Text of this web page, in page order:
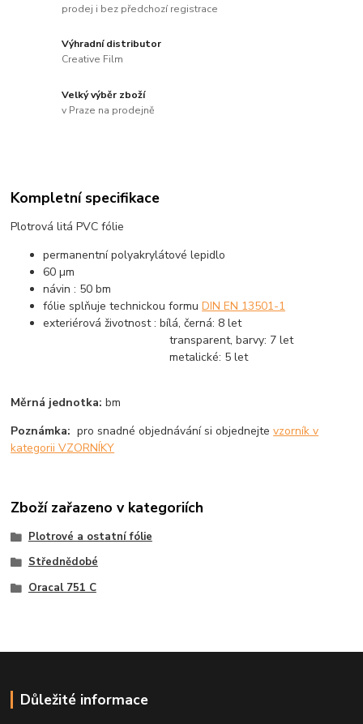
prodej i bez předchozí registrace
Výhradní distributor
Creative Film
Velký výběr zboží
v Praze na prodejně
Kompletní specifikace
Plotrová litá PVC fólie
permanentní polyakrylátové lepidlo
60 µm
návin : 50 bm
fólie splňuje technickou formuDIN EN 13501-1
exteriérová životnost : bílá, černá: 8 let
transparent, barvy: 7 let
metalické: 5 let
Měrná jednotka: bm
Poznámka: pro snadné objednávání si objednejtevzorník v
kategorii VZORNÍKY
Zboží zařazeno v kategoriích
Plotrové a ostatní fólie
Střednědobé
Oracal 751 C
Důležité informace